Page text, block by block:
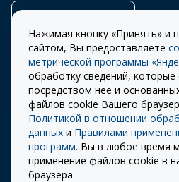
Правила
использования cookie
Правила пользования
сайтом
Политика
конфиденциальности
Нажимая кнопку «Принять» и
сайтом, Вы предоставляете
метрической программы
обработку сведений,
посредством неё и
файлов cookie Вашего
Политикой в отношении
данных и Правилами
программ. Вы в любое время
применение файлов cookie в
браузера.